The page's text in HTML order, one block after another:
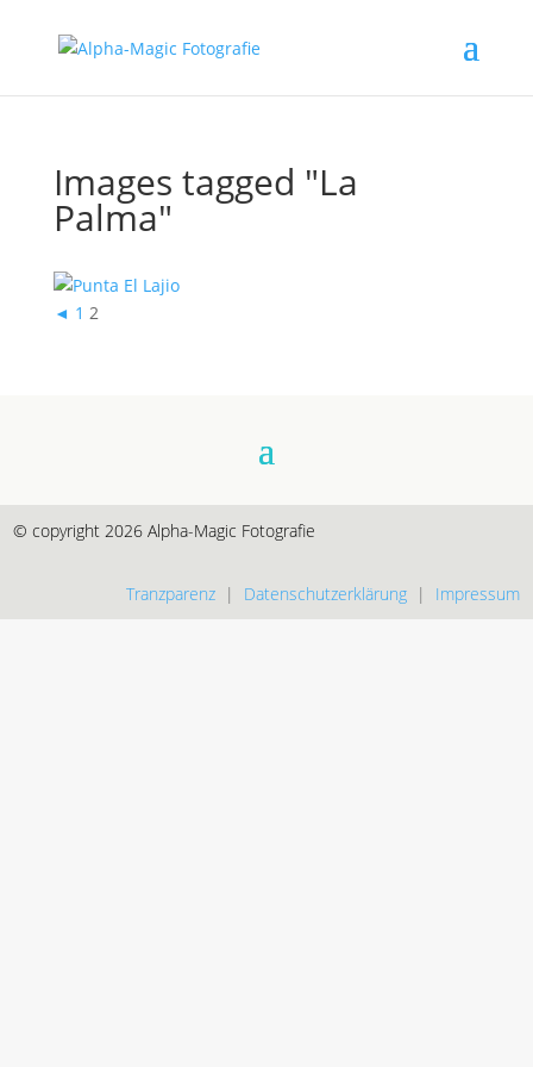
Images tagged "La
Palma"
◄ 1 2
© copyright 2026Alpha-Magic Fotografie
Tranzparenz| Datenschutzerklärung| Impressum